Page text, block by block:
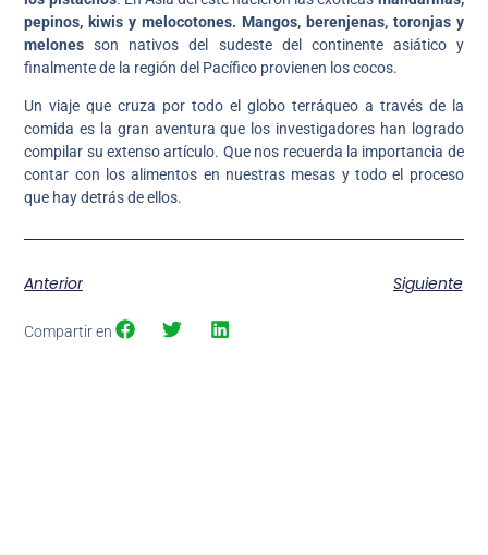
pepinos, kiwis y melocotones. Mangos, berenjenas, toronjas y
melones son nativos del sudeste del continente asiático y
finalmente de la región del Pacífico provienen los cocos.
Un viaje que cruza por todo el globo terráqueo a través de la
comida es la gran aventura que los investigadores han logrado
compilar su extenso artículo. Que nos recuerda la importancia de
contar con los alimentos en nuestras mesas y todo el proceso
que hay detrás de ellos.
Anterior Siguiente
Compartir en